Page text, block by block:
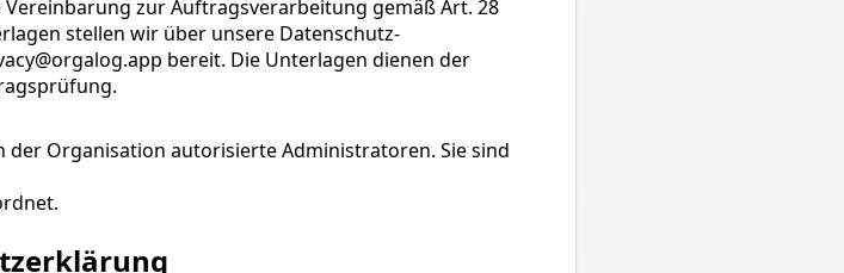
zur Auftragsverarbeitung gemäß Art. 28
stellen wir über unsere Datenschutz-
bereit. Die Unterlagen dienen der
der Organisation autorisierte Administratoren. Sie sind